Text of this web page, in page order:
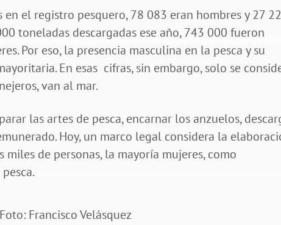
el registro pesquero, 78 083 eran hombres y 27
toneladas descargadas ese año, 743 000 fueron
Por eso, la presencia masculina en la pesca y su
En esas cifras, sin embargo, solo se
van al mar.
las artes de pesca, encarnar los anzuelos,
Hoy, un marco legal considera la
de personas, la mayoría mujeres, como